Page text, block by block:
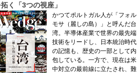
く「3つの視座」
かつてポルトガル人が「フォル
モサ（麗しの島）」と呼んだ台
湾。半導体産業で世界の最先端
技術をリードし、日本統治時代
の記憶も、歴史の一部として内
包している。一方で、現在は米
中対立の最前線に立たされ、難